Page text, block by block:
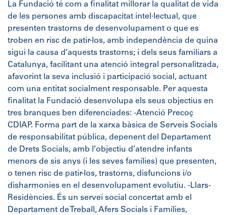
La Fundació té com a finalitat millorar la qualitat de vida
de les persones amb discapacitat intel·lectual, que
presenten trastorns de desenvolupament o que es
troben en risc de patir-los, amb independència de quina
sigui la causa d’aquests trastorns; i dels seus familiars a
Catalunya, facilitant una atenció integral personalitzada,
afavorint la seva inclusió i participació social, actuant
com una entitat socialment responsable. Per aquesta
finalitat la Fundació desenvolupa els seus objectius en
tres branques ben diferenciades: -Atenció Precoç
CDIAP. Forma part de la xarxa bàsica de Serveis Socials
de responsabilitat pública, depenent del Departament
de Drets Socials, amb l’objectiu d’atendre infants
menors de sis anys (i les seves famílies) que presenten,
o tenen risc de patir-los, trastorns, disfuncions i/o
disharmonies en el desenvolupament evolutiu. -Llars-
Residències. És un servei social concertat amb el
Departament de Treball, Afers Socials i Famílies,